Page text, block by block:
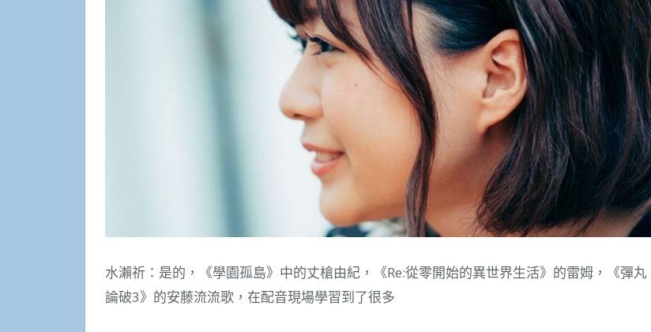
水瀨祈：是的，《學園孤島》中的丈槍由紀，《Re:從零開始的異世界生活》的雷姆，《彈丸
論破3》的安藤流流歌，在配音現場學習到了很多